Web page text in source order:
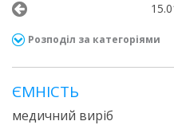
Розподіл за категоріями
ЄМНІСТЬ
медичний виріб